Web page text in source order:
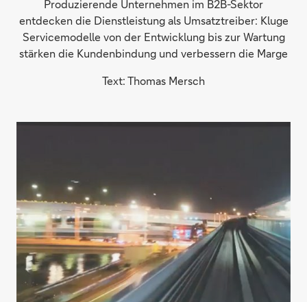
Produzierende Unternehmen im B2B-Sektor
entdecken die Dienstleistung als Umsatztreiber: Kluge
Servicemodelle von der Entwicklung bis zur Wartung
stärken die Kundenbindung und verbessern die Marge
Text: Thomas Mersch